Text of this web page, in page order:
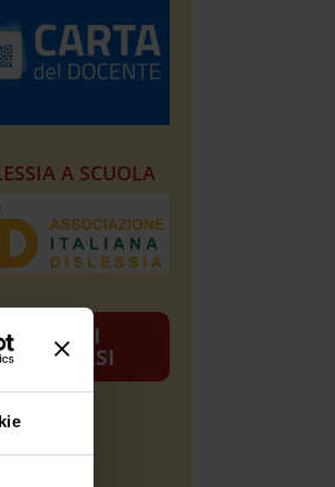
A SCUOLA
FAQ SUI
CONCORSI
aggregator]